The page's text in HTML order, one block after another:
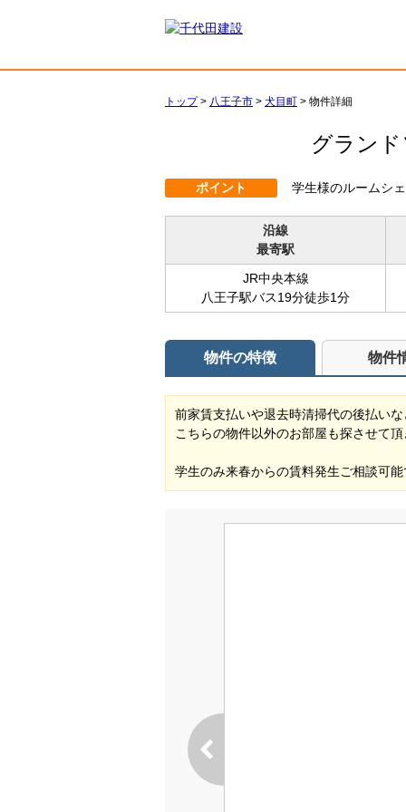
トップ> 八王子市 > 犬目町 > 物件詳細
グラン
ポイント 学生様のルームシ
沿線
最寄駅
JR中央本線
八王子駅バス19分徒歩1分
物件の特徴 物件
前家賃支払いや退去時清掃代の後払い
こちらの物件以外のお部屋も探させて
学生のみ来春からの賃料発生ご相談可